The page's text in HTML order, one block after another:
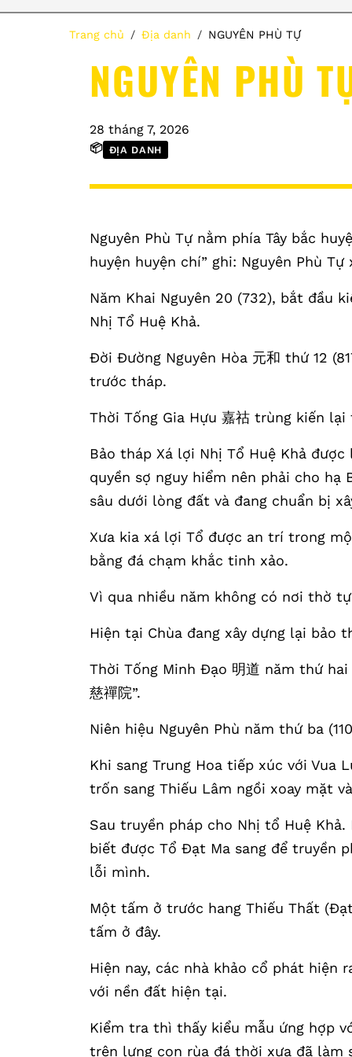
Trang chủ Địa danh NGUYÊN PHÙ TỰ
NGUYÊN PHÙ
28 tháng 7, 2026
📦 ĐỊA DANH
Nguyên Phù Tự nằm phía Tây bắc
huyện huyện chí” ghi: Nguyên Phù
Năm Khai Nguyên 20 (732), bắt đầu
Nhị Tổ Huệ Khả.
Đời Đường Nguyên Hòa 元和 thứ 12
trước tháp.
Thời Tống Gia Hựu 嘉祜 trùng kiến lại
Bảo tháp Xá lợi Nhị Tổ Huệ Khả
quyền sợ nguy hiểm nên phải cho hạ
sâu dưới lòng đất và đang chuẩn bị
Xưa kia xá lợi Tổ được an trí trong
bằng đá chạm khắc tinh xảo.
Vì qua nhiều năm không có nơi thờ
Hiện tại Chùa đang xây dựng lại bảo
Thời Tống Minh Đạo 明道 năm thứ
慈禪院”.
Niên hiệu Nguyên Phù năm thứ ba
Khi sang Trung Hoa tiếp xúc với Vua
trốn sang Thiếu Lâm ngồi xoay mặt
Sau truyền pháp cho Nhị tổ Huệ
biết được Tổ Đạt Ma sang để truyền
lỗi mình.
Một tấm ở trước hang Thiếu Thất
tấm ở đây.
Hiện nay, các nhà khảo cổ phát hiện
với nền đất hiện tại.
Kiểm tra thì thấy kiểu mẫu ứng hợp
trên lưng con rùa đá thời xưa đã làm